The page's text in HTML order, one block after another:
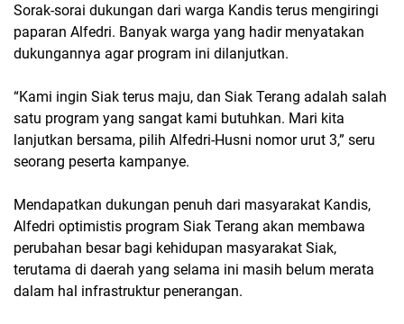
Sorak-sorai dukungan dari warga Kandis terus mengiringi
paparan Alfedri. Banyak warga yang hadir menyatakan
dukungannya agar program ini dilanjutkan.
“Kami ingin Siak terus maju, dan Siak Terang adalah salah
satu program yang sangat kami butuhkan. Mari kita
lanjutkan bersama, pilih Alfedri-Husni nomor urut 3,” seru
seorang peserta kampanye.
Mendapatkan dukungan penuh dari masyarakat Kandis,
Alfedri optimistis program Siak Terang akan membawa
perubahan besar bagi kehidupan masyarakat Siak,
terutama di daerah yang selama ini masih belum merata
dalam hal infrastruktur penerangan.